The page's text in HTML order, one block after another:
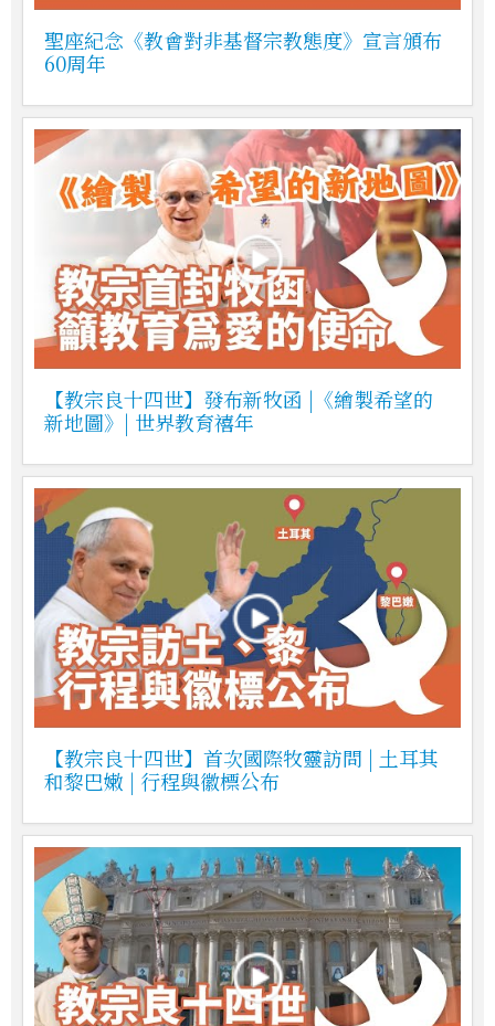
聖座紀念《教會對非基督宗教態度》宣言頒布
60周年
【教宗良十四世】發布新牧函 |《繪製希望的
新地圖》| 世界教育禧年
【教宗良十四世】首次國際牧靈訪問 | 土耳其
和黎巴嫩 | 行程與徽標公布